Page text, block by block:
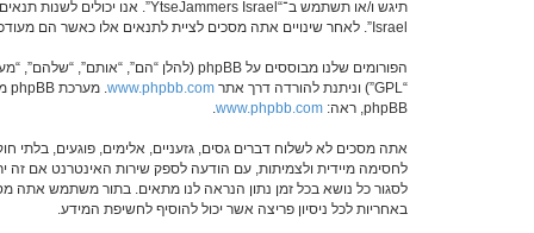
Israel”. לאחר שינויים אתה מסכים לציית לתנאים אלו כאשר הם מעודכנים ו/או מתוקנים.
הפורומים שלנו מבוססים על phpBB (להלן “הם”, “אותם”, “שלהם”, “מערכת phpBB”, “www.phpbb.co.il”, “קבוצת phpBB”, “צוות phpBB הישראלי”) אשר הינה מערכת בולטיין המשוחררת תחת הסכם “
“GPL”) וניתנת להורדה דרך אתר
www.phpbb.com
phpBB, ראה:
www.phpbb.com
באחריות לכל ניסיון פריצה אשר יכול להוסיף לחשיפת המידע.